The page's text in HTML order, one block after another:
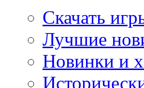
Скачать
Лучшие
Новинки и